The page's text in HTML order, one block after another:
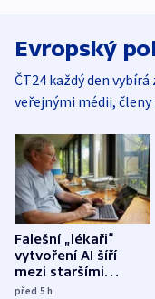
Evropský
ČT24 každý den
veřejnými médii, členy
Falešní „lékaři“
vytvoření AI šíří
mezi staršími
Poláky nebezpečné
před 5h